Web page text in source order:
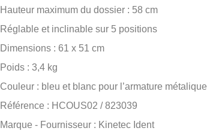
Hauteur maximum du dossier : 58 cm
Réglable et inclinable sur 5 positions
Dimensions : 61 x 51 cm
Poids : 3,4 kg
Couleur : bleu et blanc pour l’armature métalique
Référence : HCOUS02 / 823039
Marque - Fournisseur : Kinetec Ident